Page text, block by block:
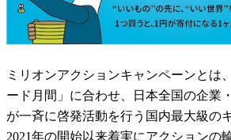
ミリオンアクションキャンペーンとは
ード月間」に合わせ、日本全国の企業
が一斉に啓発活動を行う国内最大級の
2021年の開始以来着実にアクションの